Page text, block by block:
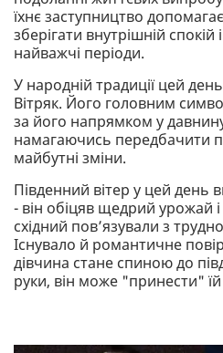
їхнє заступництво
зберігати внутрішній спокій
найважчі періоди.
У народній традиції цей
Вітряк. Його головним
за його напрямком у
намагаючись передбачити
майбутні зміни.
Південний вітер у цей день
- він обіцяв щедрий урожай і
східний пов’язували з
Існувало й романтичне
дівчина стане спиною до
руки, він може "принести"